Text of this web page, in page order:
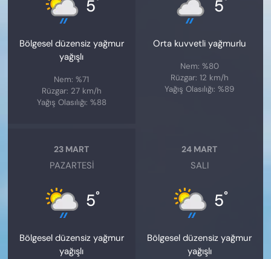
5
Bölgesel düzensiz yağmur
yağışlı
Nem: %71
Rüzgar: 27 km/h
Yağış Olasılığı: %88
5
Orta kuvvetli yağmurlu
Nem: %80
Rüzgar: 12 km/h
Yağış Olasılığı: %89
23 MART
PAZARTESI
5°
Bölgesel düzensiz yağmur
yağışlı
24 MART
SALI
5°
Bölgesel düzensiz yağmur
yağışlı